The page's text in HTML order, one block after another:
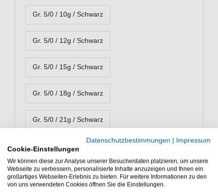
Gr. 5/0 / 10g / Schwarz
Gr. 5/0 / 12g / Schwarz
Gr. 5/0 / 15g / Schwarz
Gr. 5/0 / 18g / Schwarz
Gr. 5/0 / 21g / Schwarz
Gr. 5/0 / 24g / Schwarz
Gr. 5/0 / 3g / Orange Gr. 5/0 / 5g / Orange
Datenschutzbestimmungen | Impressum
Cookie-Einstellungen
Wir können diese zur Analyse unserer Besucherdaten platzieren, um unsere
Webseite zu verbessern, personalisierte Inhalte anzuzeigen und Ihnen ein
großartiges Webseiten-Erlebnis zu bieten. Für weitere Informationen zu den
von uns verwendeten Cookies öffnen Sie die Einstellungen.